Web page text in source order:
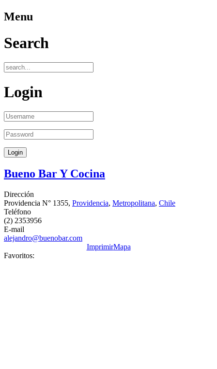
Menu
Search
Login
Bueno Bar Y Cocina
Dirección
Providencia N° 1355, Providencia, Metropolitana, Chile
Teléfono
(2) 2353956
E-mail
alejandro@buenobar.com
ImprimirMapa
Favoritos: